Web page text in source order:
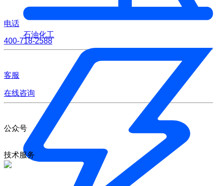
石油化工
电话
400-718-2588
客服
在线咨询
公众号
技术服务